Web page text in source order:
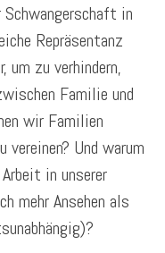
Schwangerschaft in
Repräsentanz
um zu verhindern,
Familie und
wir Familien
Und warum
in unserer
mehr Ansehen als